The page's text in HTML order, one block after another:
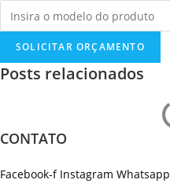
SOLICITAR ORÇAMENTO
Posts relacionados
CONTATO
Facebook-f Instagram Whatsapp